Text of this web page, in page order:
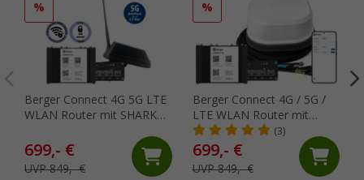
%
Berger Connect 4G 5G LTE
WLAN Router mit SHARK
699,- €
UVP 849,- €
%
Berger Connect 4G / 5G /
LTE WLAN Router mit
Dachantenne
(3)
699,- €
UVP 849,- €